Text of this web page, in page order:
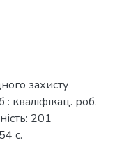
захисту
кваліфікац. роб.
201
с.